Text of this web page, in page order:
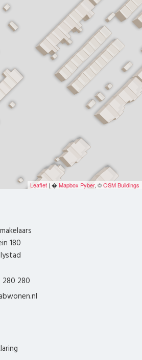
Leaflet | �Mapbox Pyber, ©OSM Buildings
180
280